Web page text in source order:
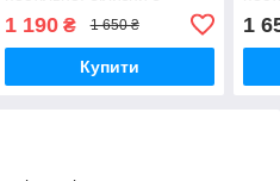
1 190₴ 1 650 ₴
Купити
1